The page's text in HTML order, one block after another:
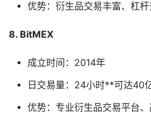
优势：衍生品交易丰富、杠
8. BitMEX
成立时间：2014年
日交易量：24小时**可达40
优势：专业衍生品交易平台